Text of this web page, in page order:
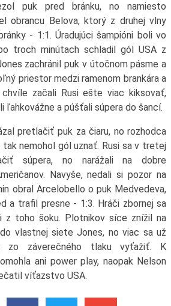
puk pred bránku, no namiesto
obrancu Belova, ktorý z druhej vlny
- 1:1. Úradujúci šampióni boli vo
troch minútach schladil gól USA z
zachránil puk v útočnom pásme a
priestor medzi ramenom brankára a
začali Rusi ešte viac kiksovať,
ľahkovážne a púšťali súpera do šancí.
pretlačiť puk za čiaru, no rozhodca
nemohol gól uznať. Rusi sa v tretej
súpera, no narážali na dobre
Navyše, nedali si pozor na
obral Arcelobello o puk Medvedeva,
a trafil presne - 1:3. Hráči zbornej sa
z toho šoku. Plotnikov síce znížil na
vlastnej siete Jones, no viac sa už
zo záverečného tlaku vyťažiť. K
ani power play, naopak Nelson
víťazstvo USA.